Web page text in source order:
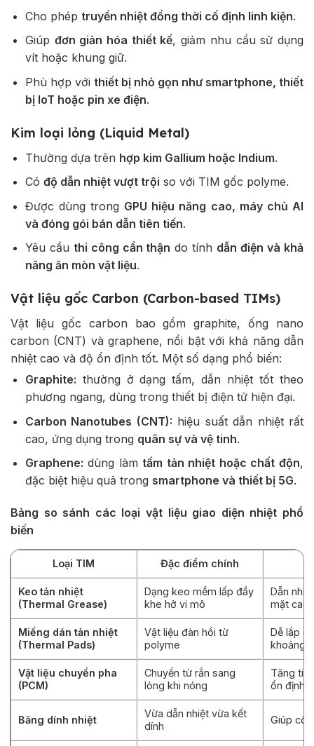
Cho phép truyền nhiệt đồng thời cố định linh kiện.
Giúp đơn giản hóa thiết kế, giảm nhu cầu sử dụng
vít hoặc khung giữ.
Phù hợp với thiết bị nhỏ gọn như smartphone, thiết
bị IoT hoặc pin xe điện.
Kim loại lỏng (Liquid Metal)
Thường dựa trên hợp kim Gallium hoặc Indium.
Có độ dẫn nhiệt vượt trội so với TIM gốc polyme.
Được dùng trong GPU hiệu năng cao, máy chủ AI
và đóng gói bán dẫn tiên tiến.
Yêu cầu thi công cẩn thận do tính dẫn điện và khả
năng ăn mòn vật liệu.
Vật liệu gốc Carbon (Carbon-based TIMs)
Vật liệu gốc carbon bao gồm graphite, ống nano
carbon (CNT) và graphene, nổi bật với khả năng dẫn
nhiệt cao và độ ổn định tốt. Một số dạng phổ biến:
Graphite: thường ở dạng tấm, dẫn nhiệt tốt theo
phương ngang, dùng trong thiết bị điện tử hiện đại.
Carbon Nanotubes (CNT): hiệu suất dẫn nhiệt rất
cao, ứng dụng trong quân sự và vệ tinh.
Graphene: dùng làm tấm tản nhiệt hoặc chất độn,
đặc biệt hiệu quả trong smartphone và thiết bị 5G.
Bảng so sánh các loại vật liệu giao diện nhiệt phổ
biến
Loại TIM Đặc điểm chính
Keo tản nhiệt
(Thermal Grease)
Dạng keo mềm lấp đầy
khe hở vi mô
Dẫn
mặt cao
Miếng dán tản nhiệt
(Thermal Pads)
Vật liệu đàn hồi từ
polyme
Dễ lắp
khoảng
Vật liệu chuyển pha
(PCM)
Chuyển từ rắn sang
lỏng khi nóng
Tăng
ổn định
Băng dính nhiệt
Vừa dẫn nhiệt vừa kết
dính
Giúp cố